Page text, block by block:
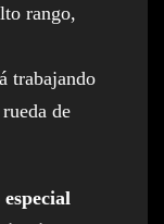
rango,
trabajando
de